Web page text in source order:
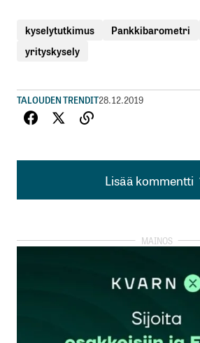
kyselytutkimus Pankkibarometri
yrityskysely
TALOUDEN TRENDIT28.12.2019
Lisää kommentti
Lisää kommentti
rekisteröityä